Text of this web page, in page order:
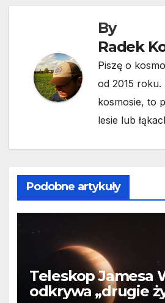
By
Radek
Piszę o
od 2015 roku.
kosmosie, to
lesie lub
Podobne artykuły
Teleskop Jamesa
odkrywa „drugie